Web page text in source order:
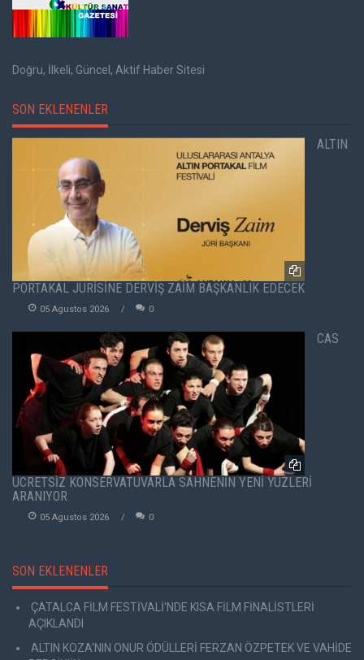
Doğru, İlkeli, Güncel, Aktif Haber Sitesi
SON EKLENENLER
ALTIN
PORTAKAL JÜRİSİNE DERVİŞ ZAİM BAŞKANLIK EDECEK
05 Agustos 2026 0
CAS
ÜCRETSİZ KONSERVATUVARLA SAHNENİN YENİ YÜZLERİ
ARANIYOR
05 Agustos 2026 0
SON EKLENENLER
ÇATALCA FİLM FESTİVALİ'NDE KISA FİLM FİNALİSTLERİ
AÇIKLANDI
ALTIN KOZA'NIN ONUR ÖDÜLLERİ FERZAN ÖZPETEK VE VAHİDE